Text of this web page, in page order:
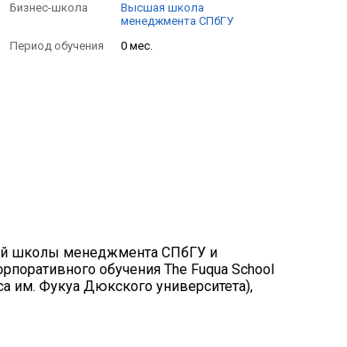
Бизнес-школа
Высшая школа
менеджмента СПбГУ
Период обучения
0 мес.
школы менеджмента СПбГУ и
обучения The Fuqua School
им. Фукуа Дюкского университета),